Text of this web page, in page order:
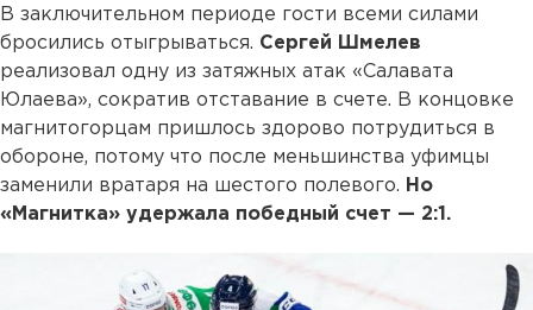
В заключительном периоде гости всеми силами
бросились отыгрываться. Сергей Шмелев
реализовал одну из затяжных атак «Салавата
Юлаева», сократив отставание в счете. В концовке
магнитогорцам пришлось здорово потрудиться в
обороне, потому что после меньшинства уфимцы
заменили вратаря на шестого полевого. Но
«Магнитка» удержала победный счет — 2:1.